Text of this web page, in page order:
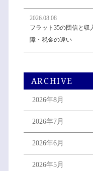
2026.08.08
フラット35の団信と
障・税金の違い
ARCHIVE
2026年8月
2026年7月
2026年6月
2026年5月